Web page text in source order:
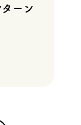
ーン